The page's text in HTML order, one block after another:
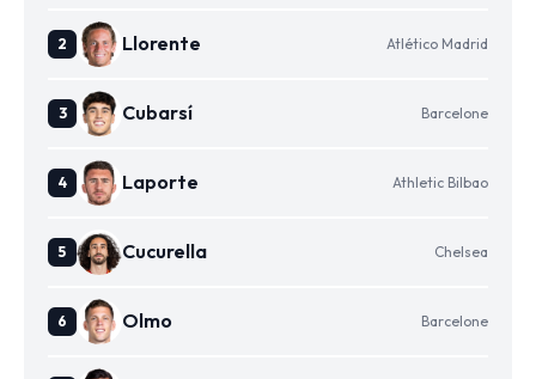
Llorente Atlético Madrid
Cubarsí Barcelone
Laporte Athletic Bilbao
Cucurella Chelsea
Olmo Barcelone